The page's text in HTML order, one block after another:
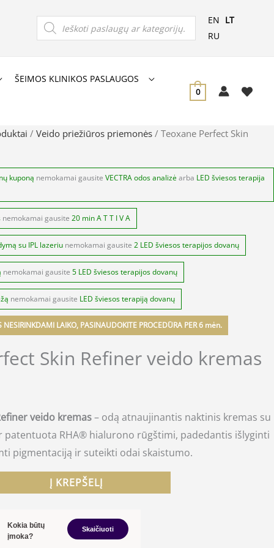
Products
search
EN LT
RU
ŠEIMOS KLINIKOS PASLAUGOS
0
/ Veido priežiūros priemonės/ Teoxane Perfect Skin
kuponą nemokamai gausite VECTRA odos analizė arba LED šviesos terapija
nemokamai gausite 20 min A T T I V A
su IPL lazeriunemokamai gausite 2 LED šviesos terapijos dovanų
nemokamai gausite 5 LED šviesos terapijos dovanų
nemokamai gausite LED šviesos terapiją dovanų
NESIRINKDAMI LAIKO, PASINAUDOKITE PROCEDŪRA PER 6 mėn.
Skin Refiner veido kremas
veido kremas– odą atnaujinantis naktinis kremas su
patentuota RHA® hialurono rūgštimi, padedantis išlyginti
pigmentaciją ir suteikti odai skaistumo.
Į KREPŠELĮ
Kokia būtų
įmoka?
Skaičiuoti